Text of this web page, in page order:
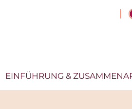
EINFÜHRUNG &